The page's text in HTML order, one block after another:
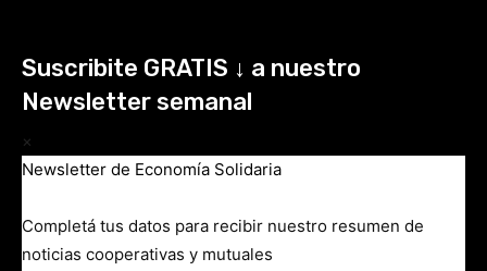
Suscribite GRATIS ↓ a nuestro
Newsletter semanal
×
Newsletter de Economía Solidaria
Completá tus datos para recibir nuestro resumen de
noticias cooperativas y mutuales